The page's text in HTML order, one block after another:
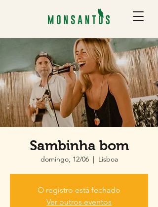
Sambinha bom
domingo, 12/06
  |
Lisboa
O registro está fechado
Ver outros eventos